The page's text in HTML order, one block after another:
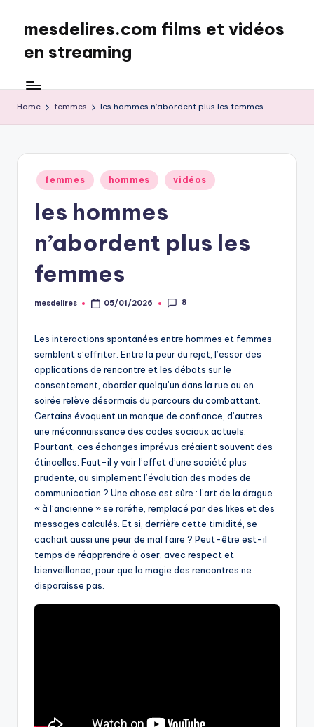
content
mesdelires.com films et vidéos
en streaming
:
film
et
complet
français
Home femmes les hommes n’abordent plus les femmes
Posted
in
femmes hommes vidéos
les hommes
n’abordent plus les
femmes
Posted
mesdelires 05/01/2026 8
Les interactions spontanées entre hommes et femmes
semblent s’effriter. Entre la peur du rejet, l’essor des
applications de rencontre et les débats sur le
consentement, aborder quelqu’un dans la rue ou en
soirée relève désormais du parcours du combattant.
Certains évoquent un manque de confiance, d’autres
une méconnaissance des codes sociaux actuels.
Pourtant, ces échanges imprévus créaient souvent des
étincelles. Faut-il y voir l’effet d’une société plus
prudente, ou simplement l’évolution des modes de
communication ? Une chose est sûre : l’art de la drague
« à l’ancienne » se raréfie, remplacé par des likes et des
messages calculés. Et si, derrière cette timidité, se
cachait aussi une peur de mal faire ? Peut-être est-il
temps de réapprendre à oser, avec respect et
bienveillance, pour que la magie des rencontres ne
disparaisse pas.